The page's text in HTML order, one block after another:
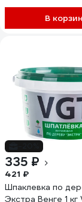
В
335 ₽
421 ₽
Шпаклевка по
Экстра Венге 1 кг